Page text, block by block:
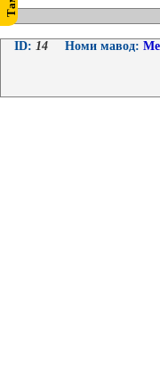
ID: 14 Номи мавод: